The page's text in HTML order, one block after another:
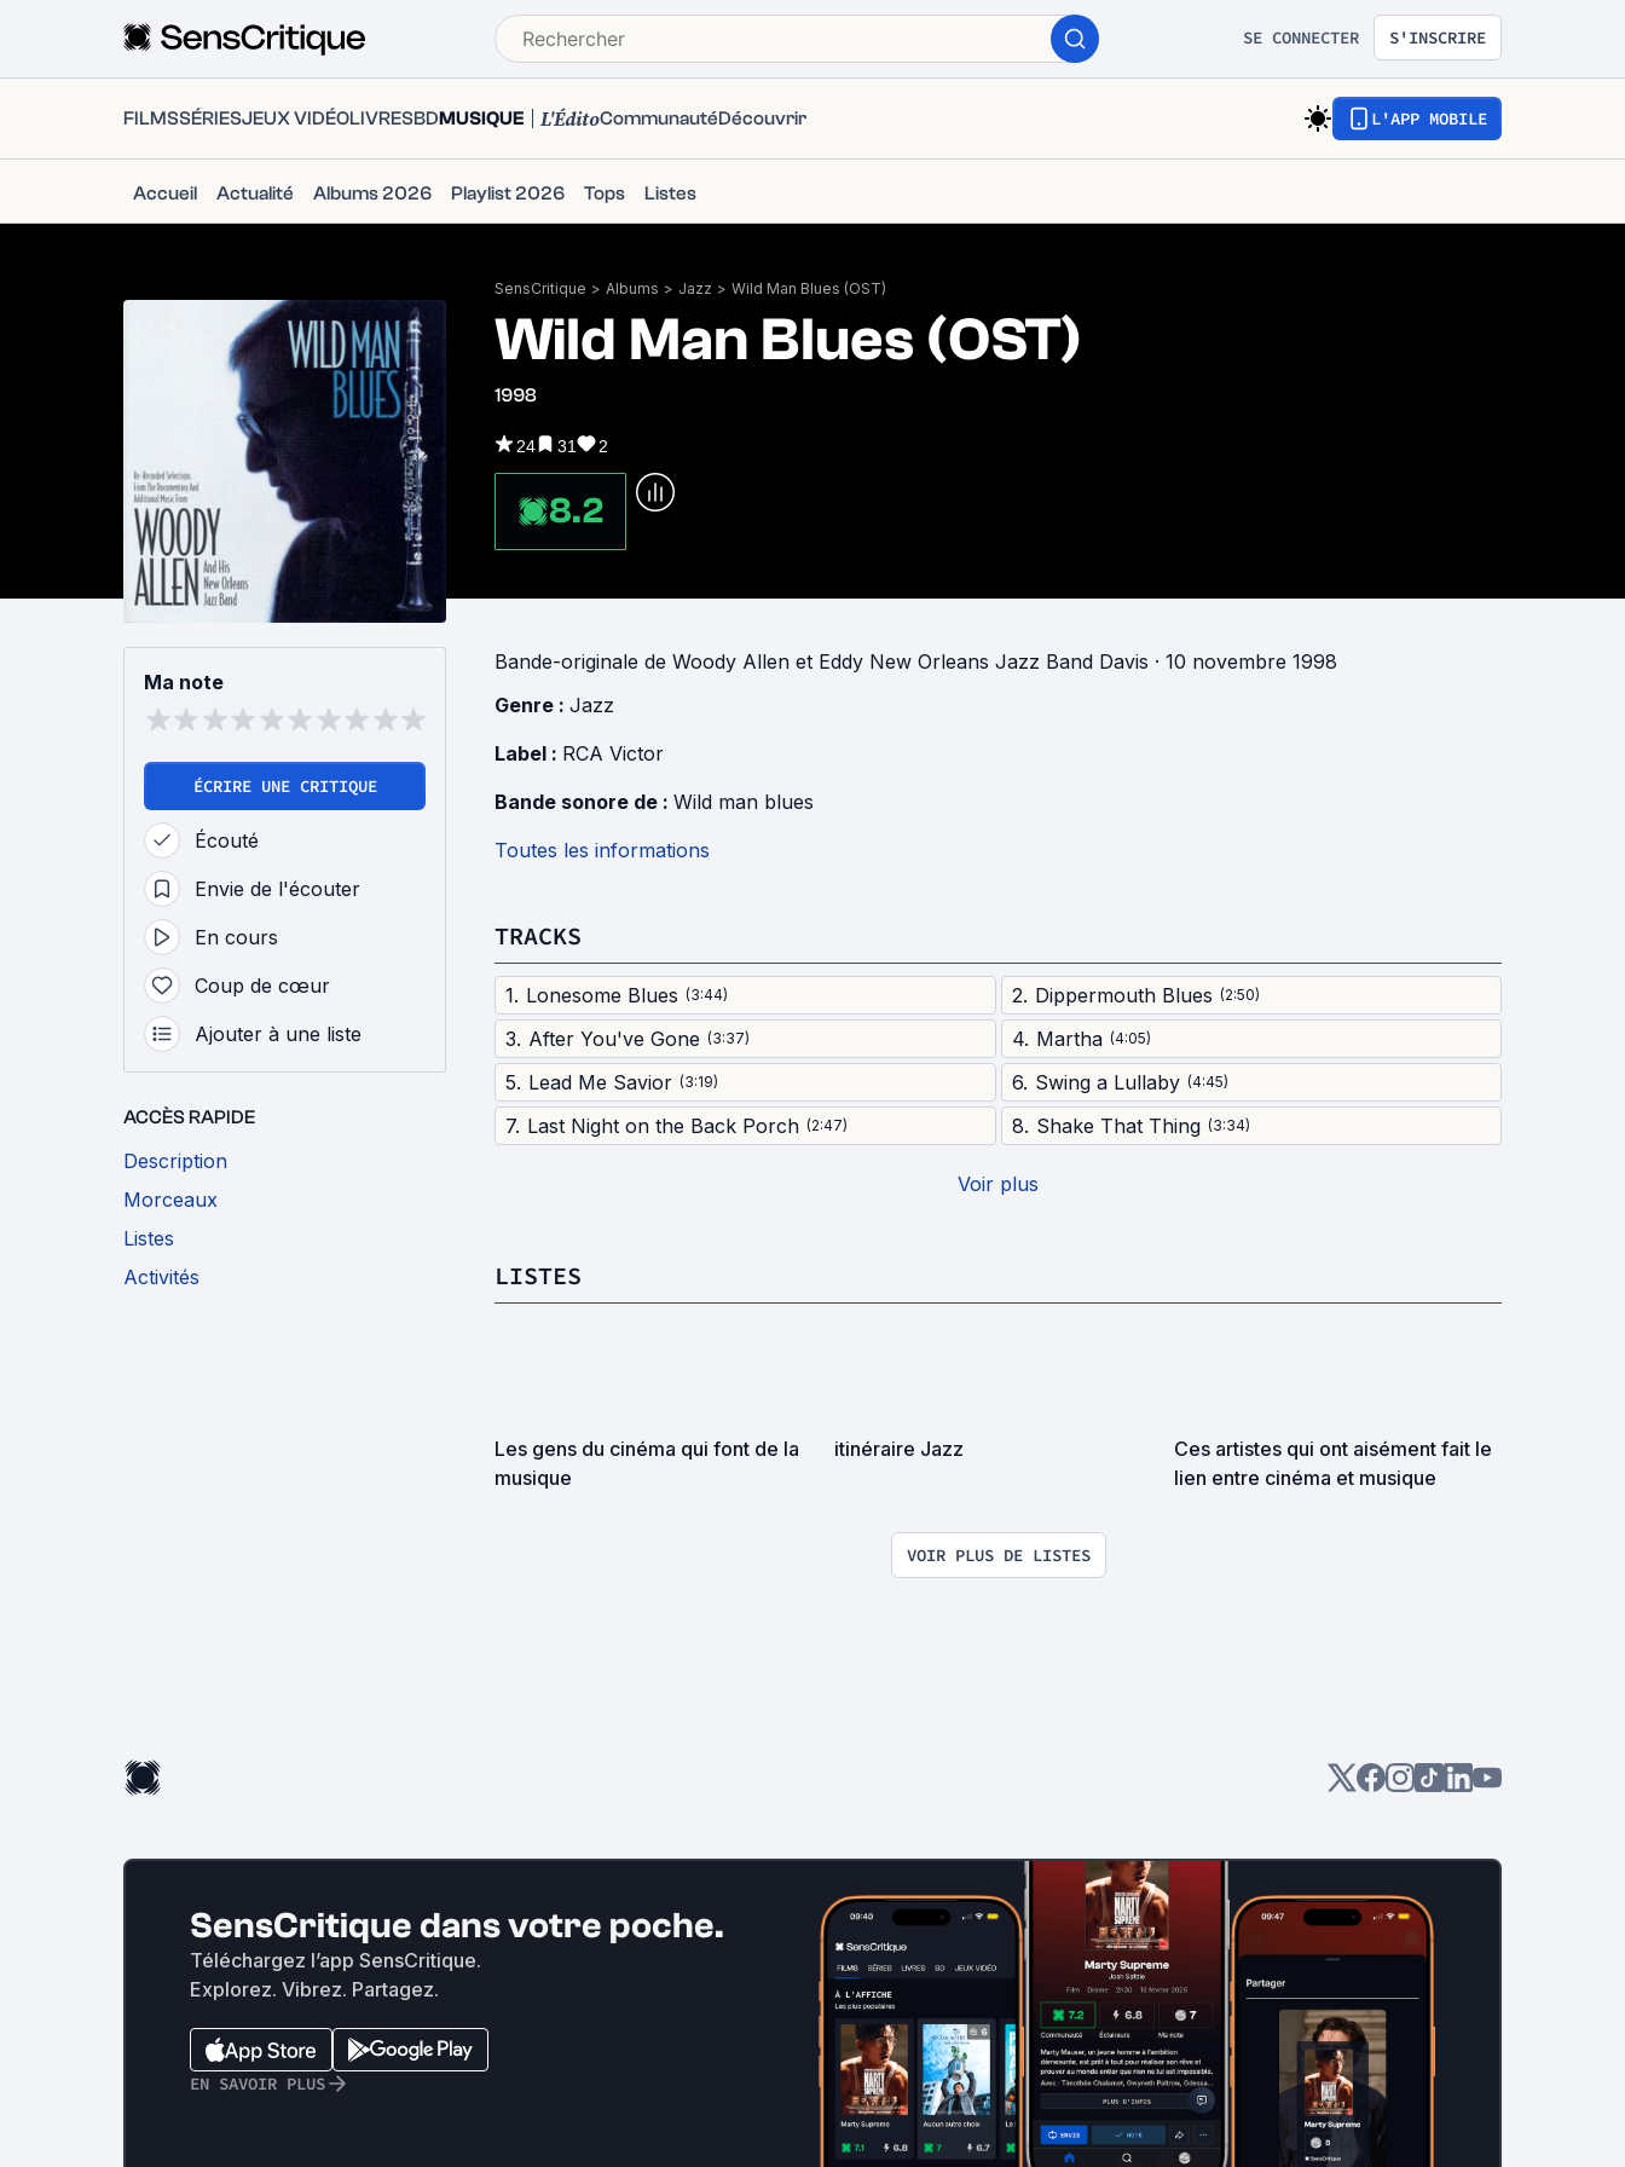
SE CONNECTER S'INSCRIRE
FILMSSÉRIESJEUX VIDÉOLIVRESBDMUSIQUE L'ÉditoCommunautéDécouvrir L'APP MOBILE
Accueil Actualité Albums 2026 Playlist 2026 Tops Listes
SensCritique > Albums > Jazz > Wild Man Blues (OST)
Wild Man Blues (OST)
1998
24 31 2
8.2
Ma note
ÉCRIRE UNE CRITIQUE
Écouté
Envie de l'écouter
En cours
Coup de cœur
Ajouter à une liste
ACCÈS RAPIDE
Description
Morceaux
Listes
Activités
Bande-originale de Woody Allen et Eddy New Orleans Jazz Band Davis · 10 novembre 1998
Genre : Jazz
Label : RCA Victor
Bande sonore de : Wild man blues
Toutes les informations
TRACKS
1. Lonesome Blues (3:44) 2. Dippermouth Blues (2:50)
3. After You've Gone (3:37) 4. Martha (4:05)
5. Lead Me Savior (3:19) 6. Swing a Lullaby (4:45)
7. Last Night on the Back Porch (2:47) 8. Shake That Thing (3:34)
Voir plus
LISTES
Les gens du cinéma qui font de la
musique
itinéraire Jazz
Ces artistes qui ont aisément fait le
lien entre cinéma et musique
VOIR PLUS DE LISTES
SensCritique dans votre poche.
Téléchargez l’app SensCritique.
Explorez. Vibrez. Partagez.
EN SAVOIR PLUS